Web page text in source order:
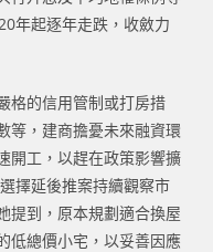
年起逐年走跌，收斂力
格的信用管制或打房措
等，建商擔憂未來融資環
開工，以趕在政策影響擴
擇延後推案持續觀察市
提到，原本規劃適合換屋
低總價小宅，以妥善因應